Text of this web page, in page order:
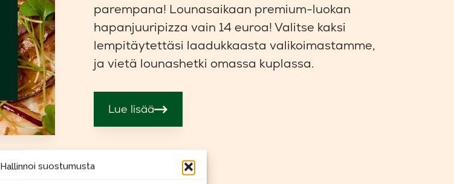
Hallinnoi suostumusta
parempana! Lounasaikaan premium-luokan
hapanjuuripizza vain 14 euroa! Valitse kaksi
lempitäytettäsi laadukkaasta valikoimastamme,
ja vietä lounashetki omassa kuplassa.
Lue lisää